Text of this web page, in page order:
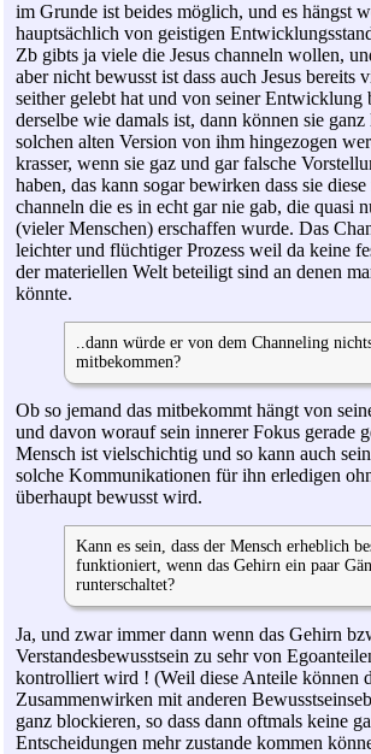
im Grunde ist beides möglich, und es hängst
hauptsächlich von geistigen
Zb gibts ja viele die Jesus channeln wollen,
aber nicht bewusst ist dass auch Jesus bereits
seither gelebt hat und von seiner Entwicklung
derselbe wie damals ist, dann können sie
solchen alten Version von ihm hingezogen
krasser, wenn sie gaz und gar falsche
haben, das kann sogar bewirken dass sie
channeln die es in echt gar nie gab, die quasi
(vieler Menschen) erschaffen wurde. Das
leichter und flüchtiger Prozess weil da keine
der materiellen Welt beteiligt sind an denen
könnte.
..dann würde er von dem Channeling
mitbekommen?
Ob so jemand das mitbekommt hängt von
und davon worauf sein innerer Fokus gerade
Mensch ist vielschichtig und so kann auch
solche Kommunikationen für ihn erledigen
überhaupt bewusst wird.
Kann es sein, dass der Mensch erheblich
funktioniert, wenn das Gehirn ein paar
runterschaltet?
Ja, und zwar immer dann wenn das Gehirn
Verstandesbewusstsein zu sehr von
kontrolliert wird ! (Weil diese Anteile können
Zusammenwirken mit anderen
ganz blockieren, so dass dann oftmals keine
Entscheidungen mehr zustande kommen